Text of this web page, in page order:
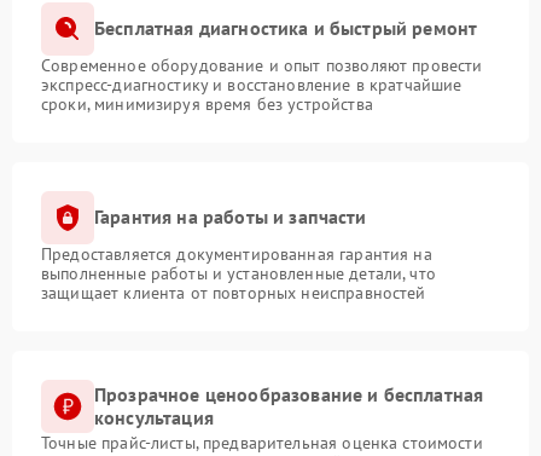
Бесплатная диагностика и быстрый ремонт
Современное оборудование и опыт позволяют провести
экспресс-диагностику и восстановление в кратчайшие
сроки, минимизируя время без устройства
Гарантия на работы и запчасти
Предоставляется документированная гарантия на
выполненные работы и установленные детали, что
защищает клиента от повторных неисправностей
Прозрачное ценообразование и бесплатная
консультация
Точные прайс-листы, предварительная оценка стоимости